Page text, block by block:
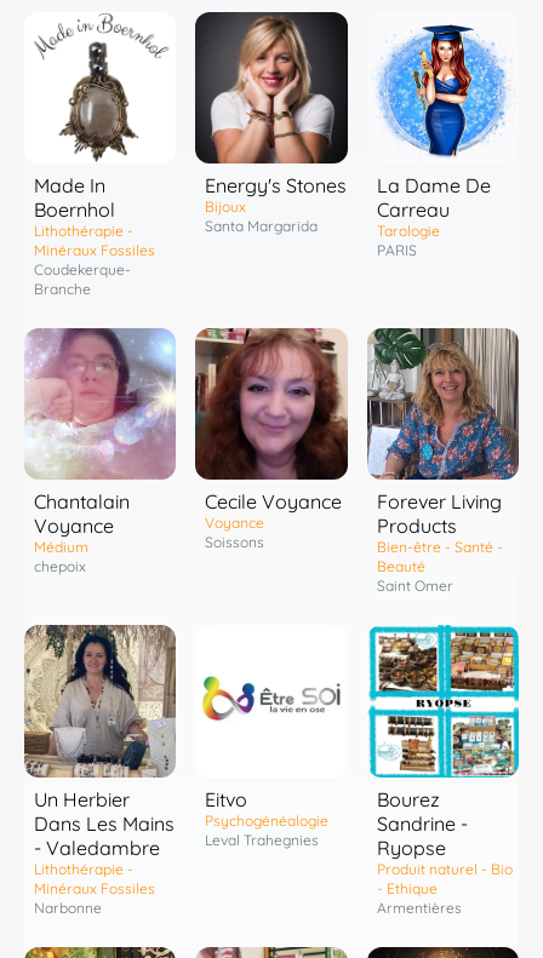
Made In
Boernhol
Lithothérapie -
Minéraux Fossiles
Coudekerque-
Branche
Energy's Stones
Bijoux
Santa Margarida
La Dame De
Carreau
Tarologie
PARIS
Chantalain
Voyance
Médium
chepoix
Cecile Voyance
Voyance
Soissons
Forever Living
Products
Bien-être - Santé -
Beauté
Saint Omer
Un Herbier
Dans Les Mains
- Valedambre
Lithothérapie -
Minéraux Fossiles
Narbonne
Eitvo
Psychogénéalogie
Leval Trahegnies
Bourez
Sandrine -
Ryopse
Produit naturel - Bio
- Ethique
Armentières